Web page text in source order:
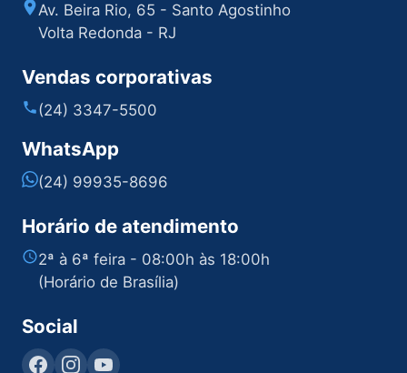
Av. Beira Rio, 65 - Santo Agostinho
Volta Redonda - RJ
Vendas corporativas
(24) 3347-5500
WhatsApp
(24) 99935-8696
Horário de atendimento
2ª à 6ª feira - 08:00h às 18:00h
(Horário de Brasília)
Social